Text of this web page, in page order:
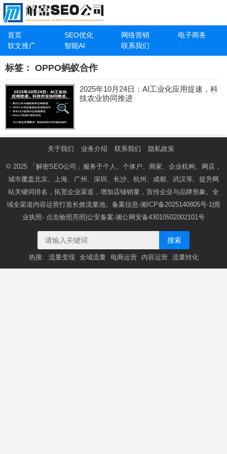
首页 SEO优化 网络营销
电子商务
软文推广
智能AI 联系我们
标签： OPPO蚂蚁合作
2025年10月24日：AI工业化应用提速，科
技农业协同推进
关于我们 业务介绍 联系我们 隐私政策
© 2025 「解密SEO公司」 服务于个人、个体户、商家、企业机构、网店，
城市覆盖北京、上海、广州、深圳、长沙、杭州、成都、武汉等。提升网
站关键词排名，拓宽企业渠道，增加店铺销量，宣传企业与品牌形象。全
域全渠道内容运营打造长效流量池。备案信息-湘ICP备2025140805号-1 |营
业执照- 点击验照亮照 |公安备案-湘公网安备43010502002101号
搜索
热搜: 流量变现 全域流量 电商运营 内容运营 流量转化